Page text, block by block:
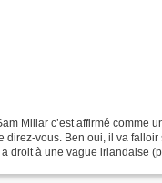
Millar c’est affirmé comme
direz-vous. Ben oui, il va falloir
droit à une vague irlandaise